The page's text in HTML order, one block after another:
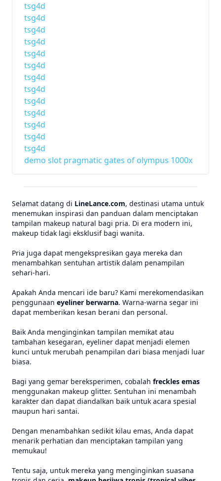
tsg4d
tsg4d
tsg4d
tsg4d
tsg4d
tsg4d
tsg4d
tsg4d
tsg4d
tsg4d
tsg4d
tsg4d
tsg4d
demo slot pragmatic gates of olympus 1000x
Selamat datang di LineLance.com, destinasi utama untuk
menemukan inspirasi dan panduan dalam menciptakan
tampilan makeup natural bagi pria. Di era modern ini,
makeup tidak lagi eksklusif bagi wanita.
Pria juga dapat mengekspresikan gaya mereka dan
menambahkan sentuhan artistik dalam penampilan
sehari-hari.
Apakah Anda mencari ide baru? Kami merekomendasikan
penggunaan eyeliner berwarna. Warna-warna segar ini
dapat memberikan kesan berani dan personal.
Baik Anda menginginkan tampilan memikat atau
tambahan kesegaran, eyeliner dapat menjadi elemen
kunci untuk merubah penampilan dari biasa menjadi luar
biasa.
Bagi yang gemar bereksperimen, cobalah freckles emas
menggunakan makeup glitter. Sentuhan ini menambah
karakter dan dapat diandalkan baik untuk acara spesial
maupun hari santai.
Dengan menambahkan sedikit kilau emas, Anda dapat
menarik perhatian dan menciptakan tampilan yang
memukau!
Tentu saja, untuk mereka yang menginginkan suasana